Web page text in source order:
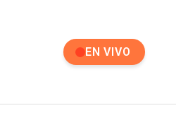
EN VIVO